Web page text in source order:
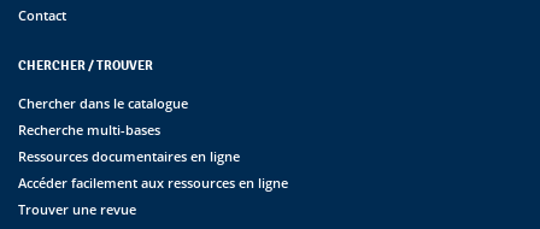
Contact
CHERCHER / TROUVER
Chercher dans le catalogue
Recherche multi-bases
Ressources documentaires en ligne
Accéder facilement aux ressources en ligne
Trouver une revue